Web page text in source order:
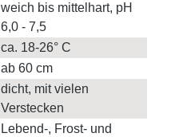
weich bis mittelhart, pH
6,0 - 7,5
ca. 18-26° C
ab 60 cm
dicht, mit vielen
Verstecken
Lebend-, Frost- und